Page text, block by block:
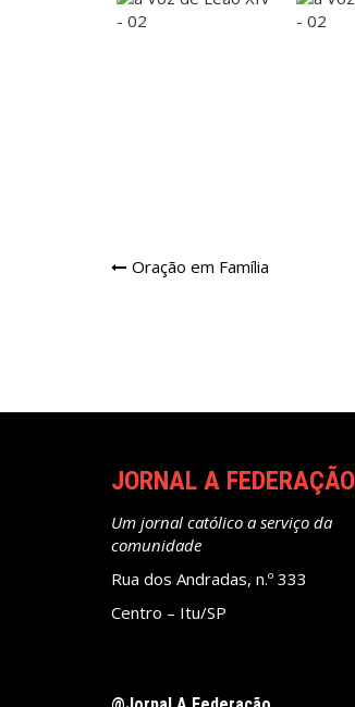
Navegação
Oração em Família
JORNAL A FEDERAÇÃO
Um jornal católico a serviço da
comunidade
Rua dos Andradas, n.º 333
Centro – Itu/SP